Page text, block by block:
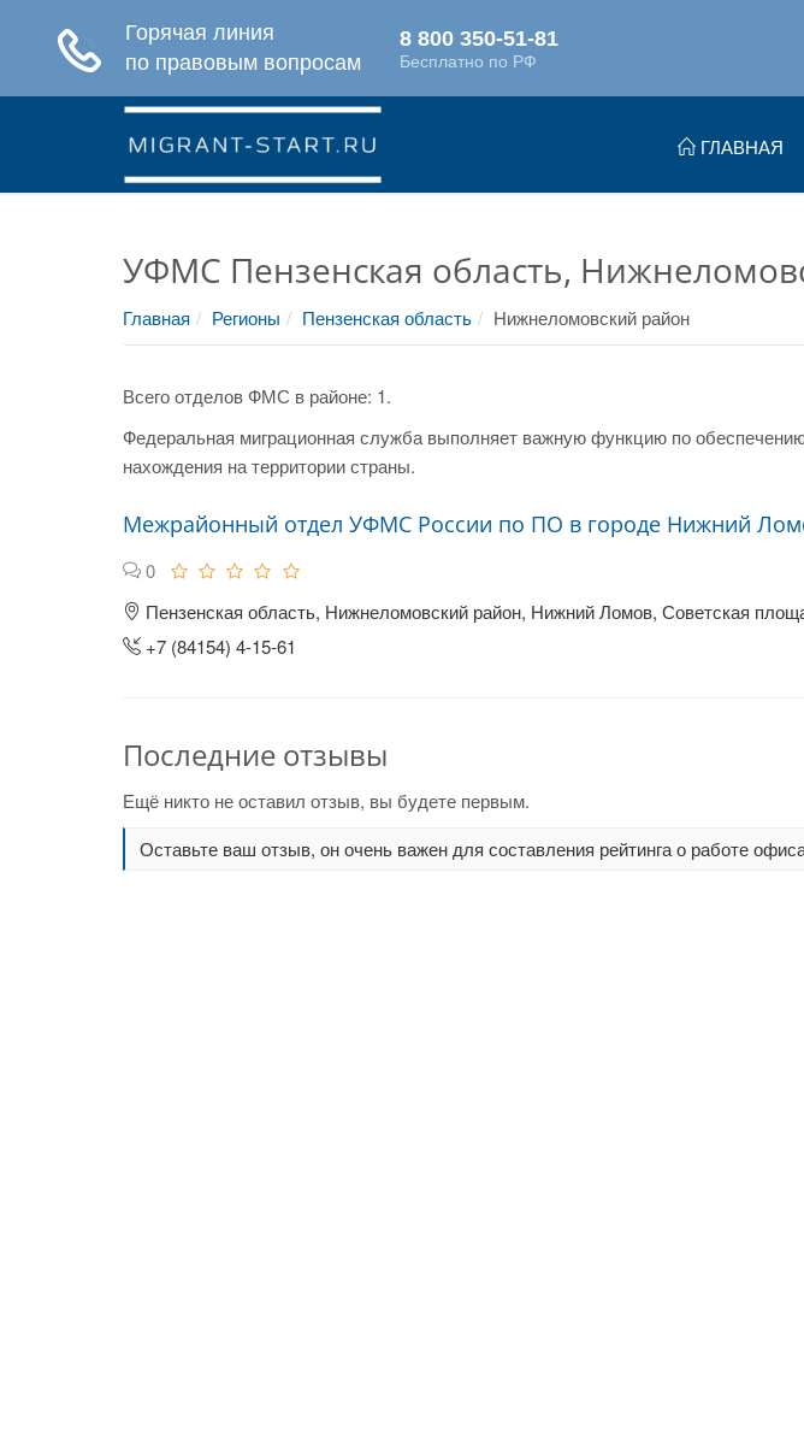
ГЛАВНАЯ
УФМС Пензенская область,
Главная Регионы Пензенская область Нижнеломовский район
Всего отделов ФМС в районе: 1.
Федеральная миграционная служба выполняет важную функцию по
нахождения на территории страны.
Межрайонный отдел УФМС России по ПО в городе Нижний
0
Пензенская область, Нижнеломовский район, Нижний Ломов, Советская
+7 (84154) 4-15-61
Последние отзывы
Ещё никто не оставил отзыв, вы будете первым.
Оставьте ваш отзыв, он очень важен для составления рейтинга о работе